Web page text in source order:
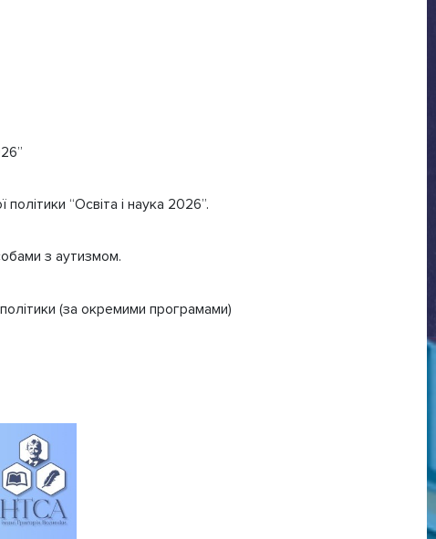
“Освіта і наука 2026”.
з аутизмом.
політики (за окремими програмами)